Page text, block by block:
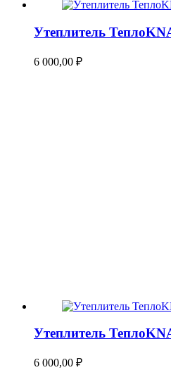
Утеплитель
6 000,00 ₽
Утеплитель
6 000,00 ₽